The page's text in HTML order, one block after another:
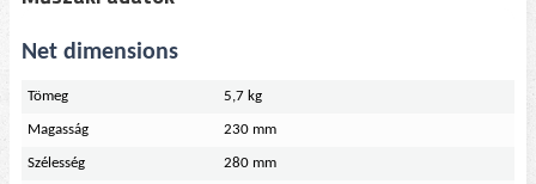
Net dimensions
Tömeg 5,7 kg
Magasság 230 mm
Szélesség 280 mm